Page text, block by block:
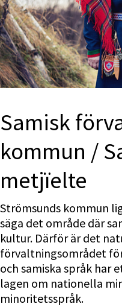
Samisk
kommun /
met­jïelte
Strömsunds kommun
säga det område där
kultur. Därför är det
förvaltningsområdet
och samiska språk har
lagen om nationella
minoritetsspråk.